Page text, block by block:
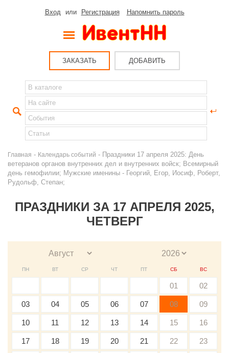
Вход или Регистрация Напомнить пароль
ЗАКАЗАТЬ ДОБАВИТЬ
Главная - Календарь событий - Праздники 17 апреля 2025: День
ветеранов органов внутренних дел и внутренних войск; Всемирный
день гемофилии; Мужские именины - Георгий, Егор, Иосиф, Роберт,
Рудольф, Степан;
ПРАЗДНИКИ ЗА 17 АПРЕЛЯ 2025,
ЧЕТВЕРГ
ПН ВТ СР ЧТ ПТ СБ ВС
01 02
03 04 05 06 07 08 09
10 11 12 13 14 15 16
17 18 19 20 21 22 23